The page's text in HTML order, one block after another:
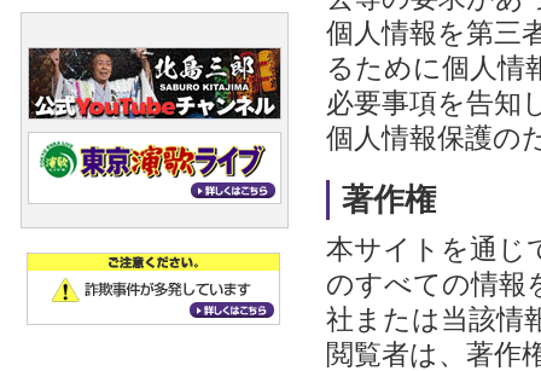
個人情報を第三
るために個人情
必要事項を告知
個人情報保護の
著作権
本サイトを通じ
のすべての情報
社または当該情
閲覧者は、著作